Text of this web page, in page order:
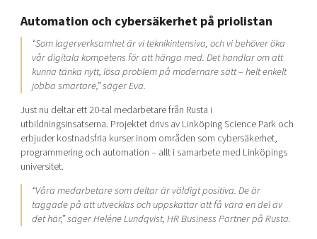
Automation och cybersäkerhet på priolistan
“Som lagerverksamhet är vi teknikintensiva, och vi behöver öka
vår digitala kompetens för att hänga med. Det handlar om att
kunna tänka nytt, lösa problem på modernare sätt – helt enkelt
jobba smartare,” säger Eva.
Just nu deltar ett 20-tal medarbetare från Rusta i
utbildningsinsatserna. Projektet drivs av Linköping Science Park och
erbjuder kostnadsfria kurser inom områden som cybersäkerhet,
programmering och automation – allt i samarbete med Linköpings
universitet.
“Våra medarbetare som deltar är väldigt positiva. De är
taggade på att utvecklas och uppskattar att få vara en del av
det här,” säger Heléne Lundqvist, HR Business Partner på Rusta.